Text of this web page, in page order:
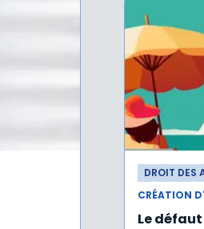
DROIT DES
CRÉATION
Le